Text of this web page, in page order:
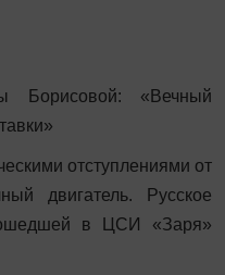
«Вечный
отступлениями от
двигатель. Русское
в ЦСИ «Заря»